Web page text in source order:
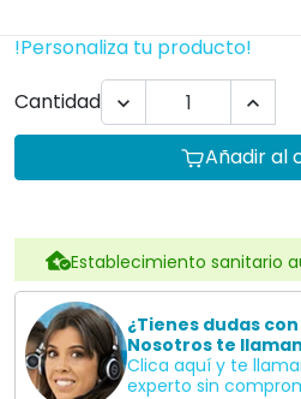
!Personaliza tu producto!
Cantidad
 
Añadir al
Establecimiento sanitario
¿Tienes dudas
Nosotros te
Clica aquí y te
experto sin